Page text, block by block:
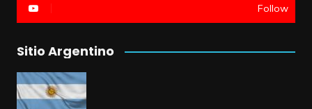
Follow
Sitio Argentino